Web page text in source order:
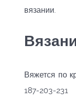
вязании.
Вяжется по
187-203-